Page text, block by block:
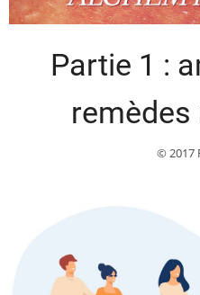
Partie 1 :
© 2017